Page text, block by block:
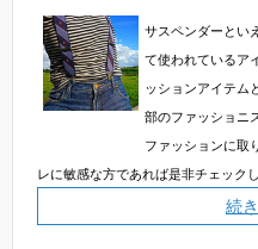
サスペンダーとい
て使われているア
ッションアイテム
部のファッショニ
ファッションに取
レに敏感な方であれば是非チェック
続